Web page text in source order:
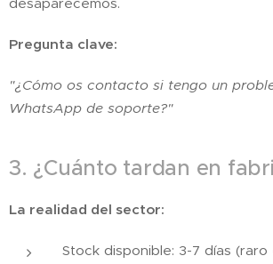
Pregunta clave:
"¿Cómo os contacto si tengo un
WhatsApp de soporte?"
3. ¿Cuánto tardan en
La realidad del sector:
Stock disponible: 3-7 días